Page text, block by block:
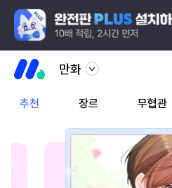
만화
추천 장르 무협관